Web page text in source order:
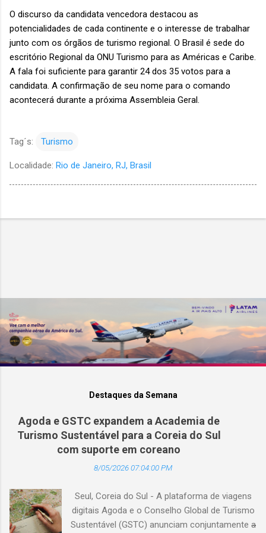
O discurso da candidata vencedora destacou as
potencialidades de cada continente e o interesse de trabalhar
junto com os órgãos de turismo regional. O Brasil é sede do
escritório Regional da ONU Turismo para as Américas e Caribe.
A fala foi suficiente para garantir 24 dos 35 votos para a
candidata. A confirmação de seu nome para o comando
acontecerá durante a próxima Assembleia Geral.
Tag´s: Turismo
Localidade: Rio de Janeiro, RJ, Brasil
Destaques da Semana
Agoda e GSTC expandem a Academia de
Turismo Sustentável para a Coreia do Sul
com suporte em coreano
8/05/2026 07:04:00 PM
Seul, Coreia do Sul - A plataforma de viagens
digitais Agoda e o Conselho Global de Turismo
Sustentável (GSTC) anunciam conjuntamente a